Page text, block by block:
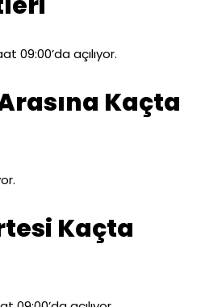
09:00’da açılıyor.
Kaçta
Kaçta